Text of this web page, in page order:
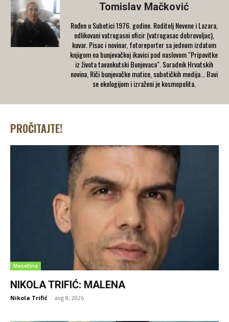
Tomislav Mačković
Rođen u Subotici 1976. godine. Roditelj Nevene i Lazara,
odlikovani vatrogasni oficir (vatrogasac dobrovoljac),
kuvar. Pisac i novinar, fotoreporter sa jednom izdatom
knjigom na bunjevačkoj ikavici pod naslovom "Pripovitke
iz života tavankutski Bunjevaca". Saradnik Hrvatskih
novina, Riči bunjevačke matice, subotičkih medija... Bavi
se ekologijom i izraženi je kosmopolita.
PROČITAJTE!
Mesečina
NIKOLA TRIFIĆ: MALENA
Nikola Trifić - avg 8, 2026